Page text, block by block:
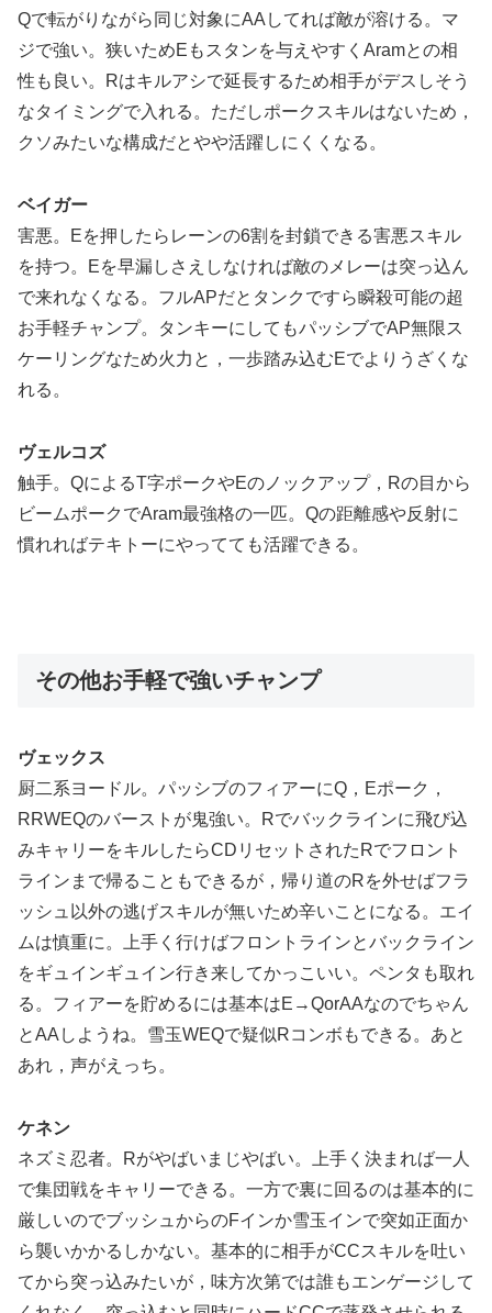
Qで転がりながら同じ対象にAAしてれば敵が溶ける。マ
ジで強い。狭いためEもスタンを与えやすくAramとの相
性も良い。Rはキルアシで延長するため相手がデスしそう
なタイミングで入れる。ただしポークスキルはないため，
クソみたいな構成だとやや活躍しにくくなる。
ベイガー
害悪。Eを押したらレーンの6割を封鎖できる害悪スキル
を持つ。Eを早漏しさえしなければ敵のメレーは突っ込ん
で来れなくなる。フルAPだとタンクですら瞬殺可能の超
お手軽チャンプ。タンキーにしてもパッシブでAP無限ス
ケーリングなため火力と，一歩踏み込むEでよりうざくな
れる。
ヴェルコズ
触手。QによるT字ポークやEのノックアップ，Rの目から
ビームポークでAram最強格の一匹。Qの距離感や反射に
慣れればテキトーにやってても活躍できる。
その他お手軽で強いチャンプ
ヴェックス
厨二系ヨードル。パッシブのフィアーにQ，Eポーク，
RRWEQのバーストが鬼強い。Rでバックラインに飛び込
みキャリーをキルしたらCDリセットされたRでフロント
ラインまで帰ることもできるが，帰り道のRを外せばフラ
ッシュ以外の逃げスキルが無いため辛いことになる。エイ
ムは慎重に。上手く行けばフロントラインとバックライン
をギュインギュイン行き来してかっこいい。ペンタも取れ
る。フィアーを貯めるには基本はE→QorAAなのでちゃん
とAAしようね。雪玉WEQで疑似Rコンボもできる。あと
あれ，声がえっち。
ケネン
ネズミ忍者。Rがやばいまじやばい。上手く決まれば一人
で集団戦をキャリーできる。一方で裏に回るのは基本的に
厳しいのでブッシュからのFインか雪玉インで突如正面か
ら襲いかかるしかない。基本的に相手がCCスキルを吐い
てから突っ込みたいが，味方次第では誰もエンゲージして